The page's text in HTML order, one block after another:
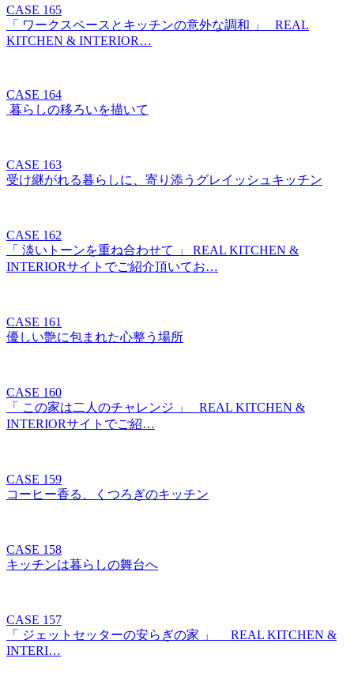
CASE 165
「 ワークスペースとキッチンの意外な調和 」 REAL
KITCHEN & INTERIOR…
CASE 164
暮らしの移ろいを描いて
CASE 163
受け継がれる暮らしに、寄り添うグレイッシュキッチン
CASE 162
「 淡いトーンを重ね合わせて 」 REAL KITCHEN &
INTERIORサイトでご紹介頂いてお…
CASE 161
優しい艶に包まれた心整う場所
CASE 160
「 この家は二人のチャレンジ 」 REAL KITCHEN &
INTERIORサイトでご紹…
CASE 159
コーヒー香る、くつろぎのキッチン
CASE 158
キッチンは暮らしの舞台へ
CASE 157
「 ジェットセッターの安らぎの家 」 REAL KITCHEN &
INTERI…